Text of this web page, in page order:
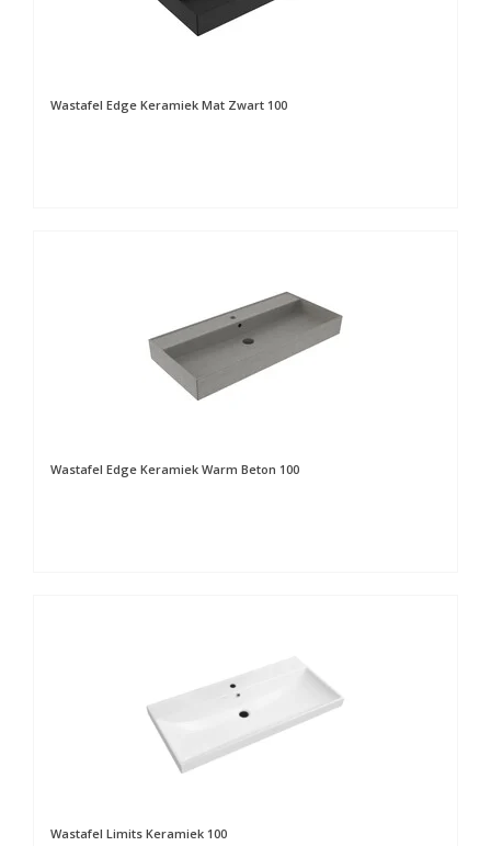
Wastafel Edge Keramiek Mat Zwart 100
Wastafel Edge Keramiek Warm Beton 100
Wastafel Limits Keramiek 100